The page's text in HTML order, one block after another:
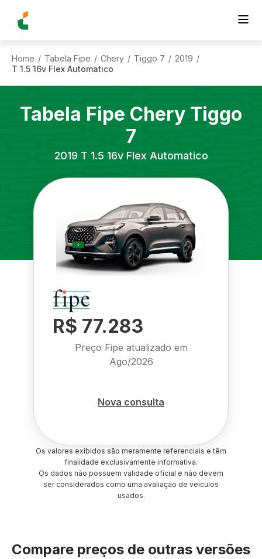
Home / Tabela Fipe / Chery / Tiggo 7 / 2019 /
T 1.5 16v Flex Automatico
Tabela Fipe Chery Tiggo
7
2019 T 1.5 16v Flex Automatico
R$ 77.283
Preço Fipe atualizado em
Ago/2026
Nova consulta
Os valores exibidos são meramente referenciais e têm
finalidade exclusivamente informativa.
Os dados não possuem validade oficial e não devem
ser considerados como uma avaliação de veículos
usados.
Compare preços de outras versões